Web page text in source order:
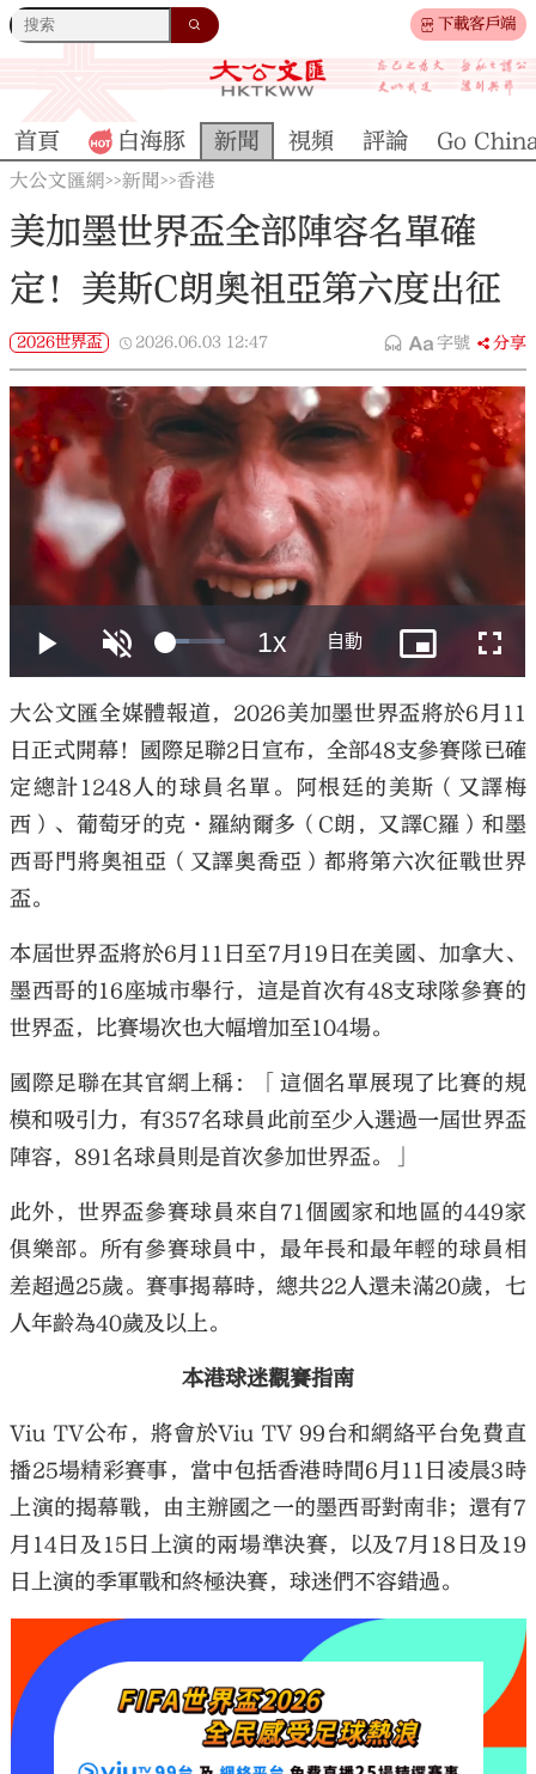
下載客戶端
首頁 白海豚 新聞 視頻 評論 Go
大公文匯網>>新聞>>香港
美加墨世界盃全部陣容名單確
定！美斯C朗奧祖亞第六度出征
2026世界盃 2026.06.03 12:47 字號 分享
大公文匯全媒體報道，2026美加墨世界盃將於6月11
日正式開幕！國際足聯2日宣布，全部48支參賽隊已確
定總計1248人的球員名單。阿根廷的美斯（又譯梅
西）、葡萄牙的克·羅納爾多（C朗，又譯C羅）和墨
西哥門將奧祖亞（又譯奧喬亞）都將第六次征戰世界
盃。
本屆世界盃將於6月11日至7月19日在美國、加拿大、
墨西哥的16座城市舉行，這是首次有48支球隊參賽的
世界盃，比賽場次也大幅增加至104場。
國際足聯在其官網上稱：「這個名單展現了比賽的規
模和吸引力，有357名球員此前至少入選過一屆世界盃
陣容，891名球員則是首次參加世界盃。」
此外，世界盃參賽球員來自71個國家和地區的449家
俱樂部。所有參賽球員中，最年長和最年輕的球員相
差超過25歲。賽事揭幕時，總共22人還未滿20歲，七
人年齡為40歲及以上。
本港球迷觀賽指南
Viu TV公布，將會於Viu TV 99台和網絡平台免費直
播25場精彩賽事，當中包括香港時間6月11日凌晨3時
上演的揭幕戰，由主辦國之一的墨西哥對南非；還有7
月14日及15日上演的兩場準決賽，以及7月18日及19
日上演的季軍戰和終極決賽，球迷們不容錯過。